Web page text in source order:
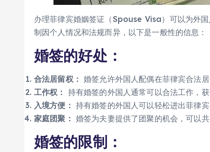
办理菲律宾婚姻签证（Spouse Visa）可以为外
制因个人情况和法规而异，以下是一般性的信息：
婚签的好处：
合法居留权： 婚签允许外国人配偶在菲律宾合法
工作权： 持有婚签的外国人通常可以合法工作，
入境方便： 持有婚签的外国人可以轻松进出菲律
家庭团聚： 婚签为夫妻提供了团聚的机会，可以共
婚签的限制：